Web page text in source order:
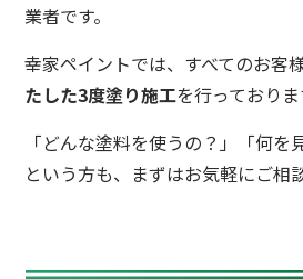
業者です。
幸家ペイントでは、すべてのお客
たした3度塗り施工を行っておりま
「どんな塗料を使うの？」「何を
という方も、まずはお気軽にご相